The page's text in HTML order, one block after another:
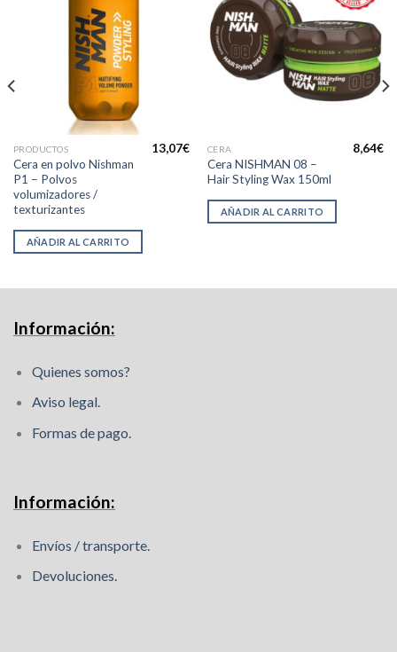
PRODUCTOS
Cera en polvo Nishman
P1 – Polvos
volumizadores /
texturizantes
13,07€
AÑADIR AL CARRITO
CERA
Cera NISHMAN 08 –
Hair Styling Wax 150ml
8,64€
AÑADIR AL CARRITO
Información:
Quienes somos?
Aviso legal.
Formas de pago.
Información:
Envíos / transporte.
Devoluciones.